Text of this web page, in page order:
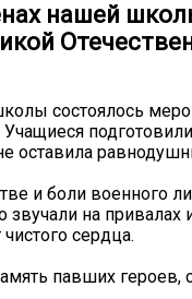
нашей
состоялось
оставила
и боли военного
звучали на привалах
сердца.
павших героев,